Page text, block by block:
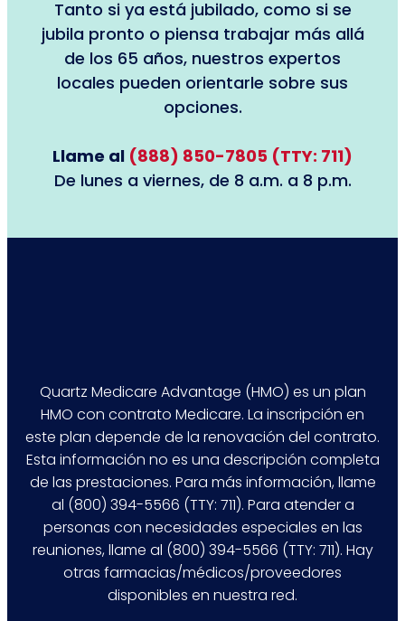
Tanto si ya está jubilado, como si se
jubila pronto o piensa trabajar más allá
de los 65 años, nuestros expertos
locales pueden orientarle sobre sus
opciones.
Llame al (888) 850-7805 (TTY: 711)
De lunes a viernes, de 8 a.m. a 8 p.m.
Quartz Medicare Advantage (HMO) es un plan
HMO con contrato Medicare. La inscripción en
este plan depende de la renovación del contrato.
Esta información no es una descripción completa
de las prestaciones. Para más información, llame
al (800) 394-5566 (TTY: 711). Para atender a
personas con necesidades especiales en las
reuniones, llame al (800) 394-5566 (TTY: 711). Hay
otras farmacias/médicos/proveedores
disponibles en nuestra red.